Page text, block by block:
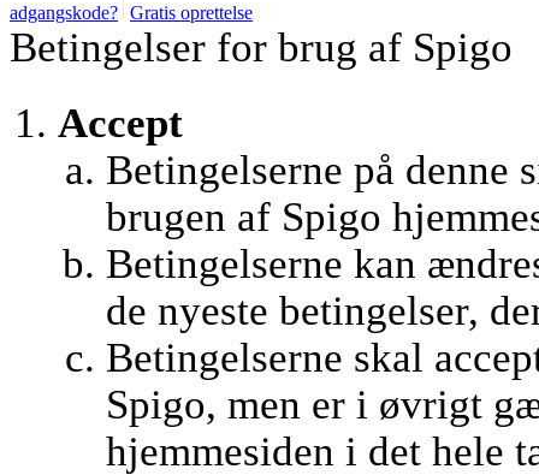
adgangskode? Gratis oprettelse
Betingelser for brug af Spigo
Accept
Betingelserne på denne
brugen af Spigo
Betingelserne kan
de nyeste betingelser,
Betingelserne skal
Spigo, men er i øvrigt
hjemmesiden i det hele